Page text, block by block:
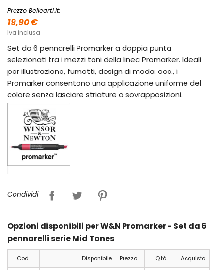
Prezzo Bellearti.it:
19,90 €
Iva inclusa
Set da 6 pennarelli Promarker a doppia punta
selezionati tra i mezzi toni della linea Promarker. Ideali
per illustrazione, fumetti, design di moda, ecc., i
Promarker consentono una applicazione uniforme del
colore senza lasciare striature o sovrapposizioni.
Condividi
Opzioni disponibili per W&N Promarker - Set da 6
pennarelli serie Mid Tones
Cod. Disponibile Prezzo Q.tà Acquista